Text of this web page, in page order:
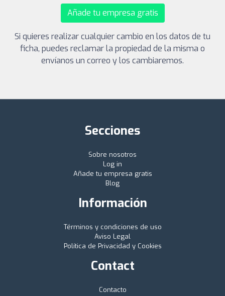
Añade tu empresa gratis
Si quieres realizar cualquier cambio en los datos de tu
ficha, puedes reclamar la propiedad de la misma o
envíanos un correo y los cambiaremos.
Secciones
Sobre nosotros
Log in
Añade tu empresa gratis
Blog
Información
Términos y condiciones de uso
Aviso Legal
Política de Privacidad y Cookies
Contact
Contacto